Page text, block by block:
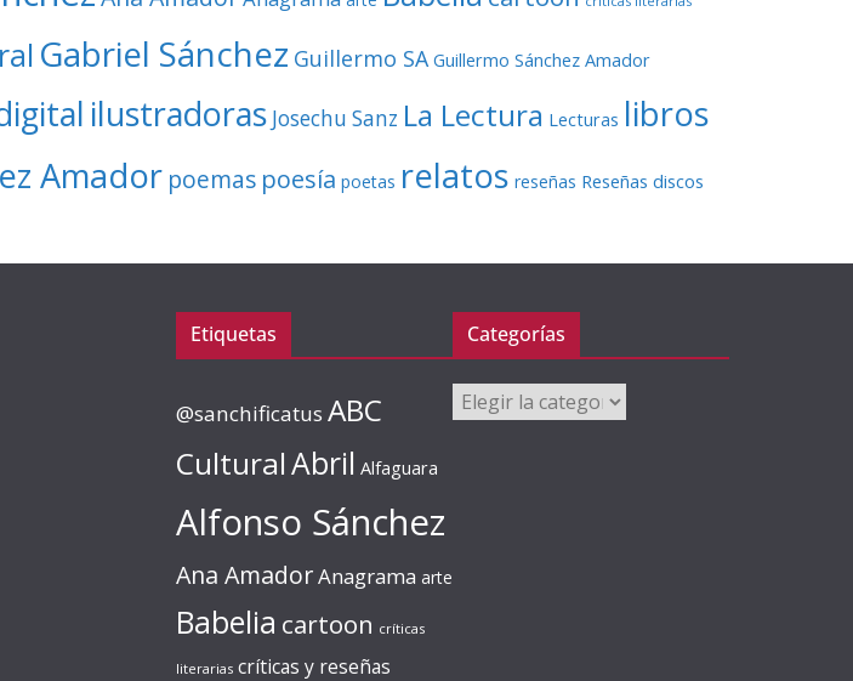
Gabriel Sánchez Guillermo SA Guillermo Sánchez Amador
ilustradoras Josechu Sanz La Lectura Lecturas libros
Amador poemas poesía poetas relatos reseñas Reseñas discos
Etiquetas
@sanchificatus ABC
CulturalAbril Alfaguara
Alfonso Sánchez
Ana AmadorAnagrama arte
Babelia cartoon críticas
literarias críticas y reseñas
Categorías
Categorías